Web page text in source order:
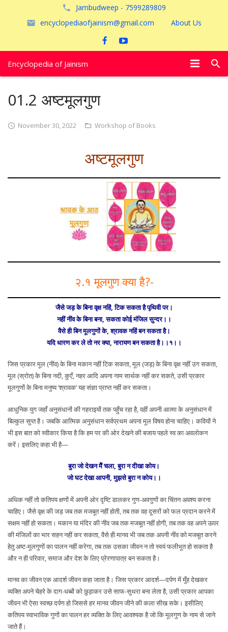
Jambudweep - 7599289809
encyclopediaofjainism@gmail.com
About Us
Encyclopedia of Jainism
01.2 अष्टमूलगुण
November 30, 2022 Workshop of Books
अष्टमूलगुण
२.१ मूलगुण क्या है?-
जैसे जड़ के बिना वृक्ष नहिं, टिक सकता है पृथिवी पर।
नहीं नींव के बिना बना, सकता कोई मंजिल सुन्दर।।
वैसे ही बिन मूलगुणों के, श्रावक नहिं बन सकता है।
यदि धारण कर ले तो नर क्या, नारायण बन सकता है।।१।।
जिस प्रकार मूल (नींव) के बिना मकान नहीं टिक सकता, मूल (जड़) के बिना वृक्ष नहीं उग सकता,
मूल (स्रोत) के बिना नदी, कुएँ, नहर आदि अपना नाम सार्थक नहीं कर सकते, उसी प्रकार
मूलगुणों के बिना मनुष्य ‘श्रावक’ यह संज्ञा प्राप्त नहीं कर सकता।
आधुनिक युग जहाँ अनुसंधानों की गहराइयों तक पहुँच रहा है, वहीं अपनी आत्मा के अनुसंधान में
बिल्कुल सुप्त है। जबकि आत्मिक अनुसंधान सर्वप्रथम अपना मूल विषय होना चाहिए। कवियों ने
भी इस बात को स्वीकार किया है कि हम पर की ओर देखने की बजाय पहले स्व का अवलोकन
करें। इसलिए कहा भी है—
बुरा जो देखन मेैं चला, बुरा न दीखा कोय।
जो घट देखा आपनी, मुझसे बुरा न कोय।।
अधिक नहीं तो कतिपय क्षणों में अपनी ओर दृष्टि डालकर गुण-अवगुणों का चिंतन अवश्य करना
चाहिए। जैसे वृक्ष की जड़ जब तक मजबूत नहीं होती, तब तक वह दूसरों को फल प्रदान करने में
सक्षम नहीं हो सकता। मकान या मंदिर की नींव जब तक मजबूत नहीं होगी, तब तक वह अपने ऊपर
की मंजिलों का भार सहन नहीं कर सकता, वैसे ही मानव भी जब तक अपनी नींव को मजबूत करने
हेतु अष्ट-मूलगुणों का पालन नहीं करेगा, तब तक उसका जीवन न तो स्वयं फलीभूत हो सकता है
और न ही परिवार, समाज और देश के लिए प्रेरणापात्र बन सकता है।
मानव का जीवन एक आदर्श जीवन कहा जाता है। जिस प्रकार आदर्श—दर्पण में मुँह देखकर
व्यक्ति अपने चेहरे के दाग-धब्बों को छुड़ाकर उसे साफ-सुथरा बना लेता है, उसी प्रकार आपका
जीवन भी ऐसा स्वच्छ दर्पण हो जिससे हर मानव जीवन जीने की कला सीख सके। इसीलिए
कतिपय स्वाभाविक गुणों का पालन हर व्यक्ति के लिए आवश्यक है जो कि मूलगुण के नाम से जाने
जाते हैं।